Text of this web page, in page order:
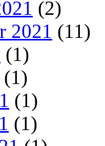
(2)
2021 (11)
(1)
(1)
(1)
(1)